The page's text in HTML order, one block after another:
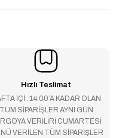
Hızlı Teslimat
İÇİ : 14:00’A KADAR OLAN
TÜM SİPARİŞLER AYNI GÜN
VERİLİRİ CUMARTESİ
VERİLEN TÜM SİPARİŞLER